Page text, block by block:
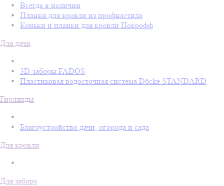
Всегда в наличии
Планки для кровли из профнастила
Коньки и планки для кровли Покрофф
Для дачи
3D-заборы FADOS
Пластиковая водосточная система Döcke STANDARD
Гирлянды
Благоустройство дачи, огорода и сада
Для кровли
Для забора